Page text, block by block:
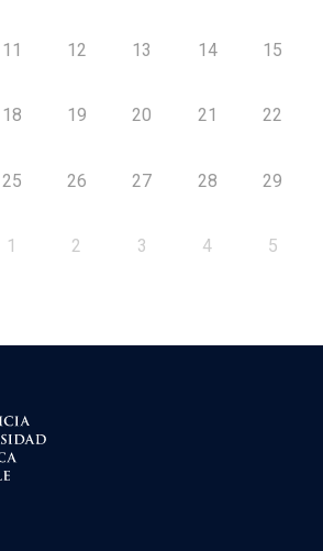
11 12 13 14 15
18 19 20 21 22
25 26 27 28 29
1 2 3 4 5